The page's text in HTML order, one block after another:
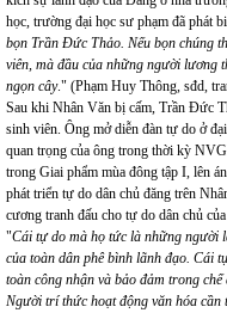
học, trường đại học sư phạm đã phát
bọn Trần Đức Thảo. Nếu bọn chúng
viên, mà đầu của những người lương
ngọn cây." (Phạm Huy Thông, sđd,
Sau khi Nhân Văn bị cấm, Trần Đức
sinh viên. Ông mở diễn đàn tự do ở
quan trọng của ông trong thời kỳ
trong Giai phẩm mùa đông tập I, lên
phát triển tự do dân chủ đăng trên
cương tranh đấu cho tự do dân chủ
"Cái tự do mà họ tức là những người
của toàn dân phê bình lãnh đạo. Cái
toàn công nhận và bảo đảm trong
Người trí thức hoạt động văn hóa